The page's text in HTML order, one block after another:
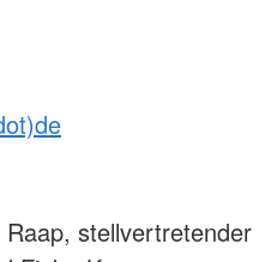
stellvertretender